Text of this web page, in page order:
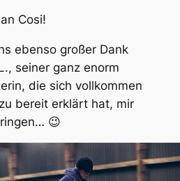
Cosi!
ebenso großer Dank
seiner ganz enorm
die sich vollkommen
bereit erklärt hat, mir
😉